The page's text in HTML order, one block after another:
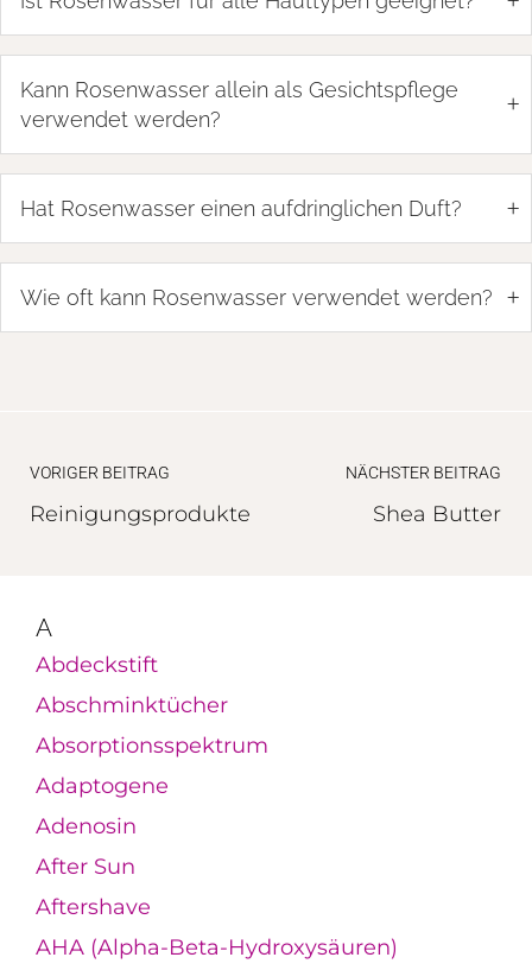
Kann Rosenwasser allein als Gesichtspflege
verwendet werden?
+
Hat Rosenwasser einen aufdringlichen Duft? +
Wie oft kann Rosenwasser verwendet werden? +
VORIGER BEITRAG
Reinigungsprodukte
NÄCHSTER BEITRAG
Shea Butter
A
Abdeckstift
Abschminktücher
Absorptionsspektrum
Adaptogene
Adenosin
After Sun
Aftershave
AHA (Alpha-Beta-Hydroxysäuren)